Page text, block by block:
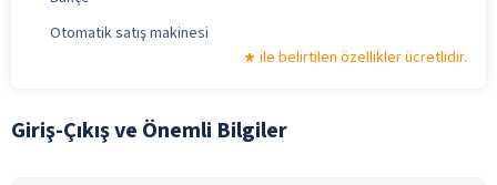
Otomatik satış makinesi
ile belirtilen özellikler ücretlidir.
Giriş-Çıkış ve Önemli Bilgiler